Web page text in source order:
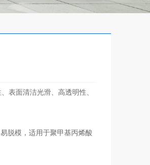
表面清洁光滑、高透明性、
脱模，适用于聚甲基丙烯酸